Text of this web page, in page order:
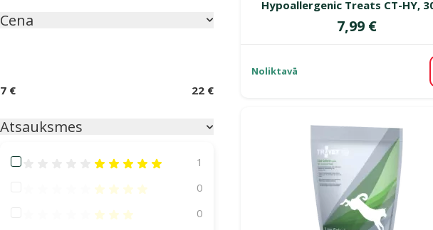
Cena
7 € 22 €
Atsauksmes
Atsauksmes 100%
1
Atsauksmes 80%
0
Atsauksmes 60%
0
Hypoallergenic Treats CT-HY,
Cena
7,99 €
Noliktavā